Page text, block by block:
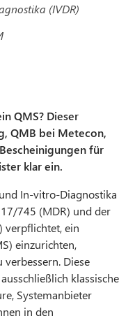
(IVDR)
QMS? Dieser
QMB bei Metecon,
für
klar ein.
In-vitro-Diagnostika
745 (MDR) und der
verpflichtet, ein
einzurichten,
Diese
klassische
Systemanbieter
in den